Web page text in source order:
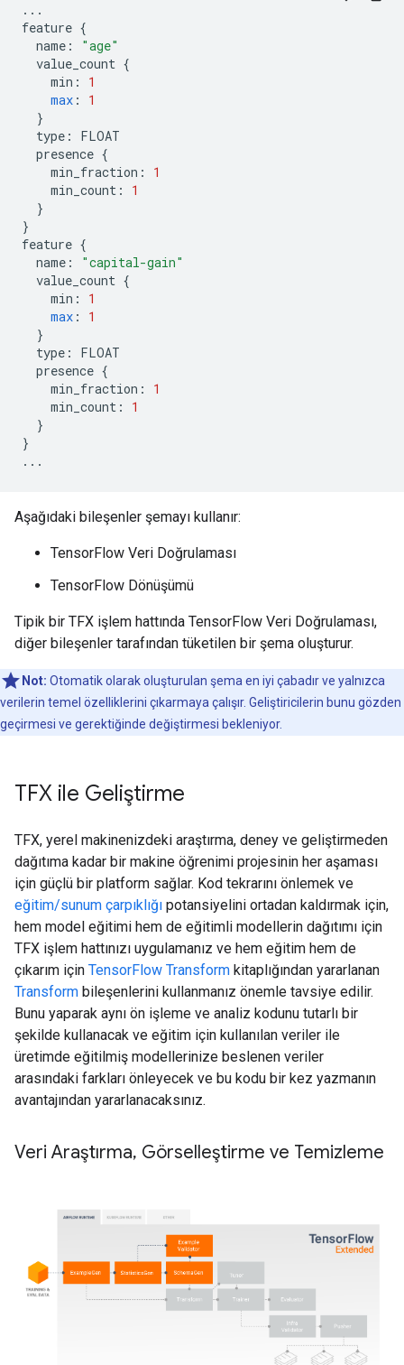
...
feature {
name :
"age"
value_count {
min :
1
max :
1
}
type :
FLOAT
presence {
min_fraction :
1
min_count :
1
}
}
feature {
name :
"capital-gain"
value_count {
min :
1
max :
1
}
type :
FLOAT
presence {
min_fraction :
1
min_count :
1
}
}
...
Aşağıdaki bileşenler şemayı kullanır:
TensorFlow Veri Doğrulaması
TensorFlow Dönüşümü
Tipik bir TFX işlem hattında TensorFlow Veri Doğrulaması,
diğer bileşenler tarafından tüketilen bir şema oluşturur.
Not: Otomatik olarak oluşturulan şema en iyi çabadır ve yalnızca
verilerin temel özelliklerini çıkarmaya çalışır. Geliştiricilerin bunu gözden
geçirmesi ve gerektiğinde değiştirmesi bekleniyor.
TFX ile Geliştirme
TFX, yerel makinenizdeki araştırma, deney ve geliştirmeden
dağıtıma kadar bir makine öğrenimi projesinin her aşaması
için güçlü bir platform sağlar. Kod tekrarını önlemek ve
eğitim/sunum çarpıklığı potansiyelini ortadan kaldırmak için,
hem model eğitimi hem de eğitimli modellerin dağıtımı için
TFX işlem hattınızı uygulamanız ve hem eğitim hem de
çıkarım için TensorFlow Transform kitaplığından yararlanan
Transform bileşenlerini kullanmanız önemle tavsiye edilir.
Bunu yaparak aynı ön işleme ve analiz kodunu tutarlı bir
şekilde kullanacak ve eğitim için kullanılan veriler ile
üretimde eğitilmiş modellerinize beslenen veriler
arasındaki farkları önleyecek ve bu kodu bir kez yazmanın
avantajından yararlanacaksınız.
Veri Araştırma, Görselleştirme ve Temizleme